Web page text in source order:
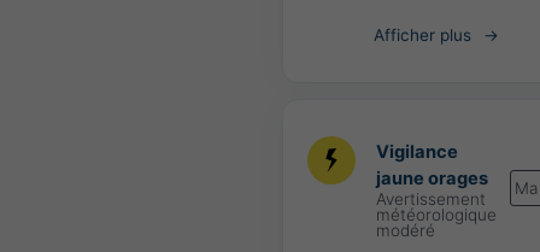
Afficher plus
Vigilance
jaune orages
Avertissement
météorologique
modéré